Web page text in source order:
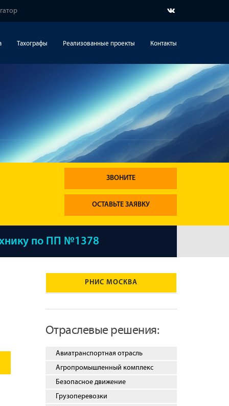
Тахографы Реализованные проекты Контакты
ЗВОНИТЕ
ОСТАВЬТЕ ЗАЯВКУ
по ПП №1378
РНИС МОСКВА
Отраслевые решения:
Авиатранспортная отрасль
Агропромышленный комплекс
Безопасное движение
Грузоперевозки